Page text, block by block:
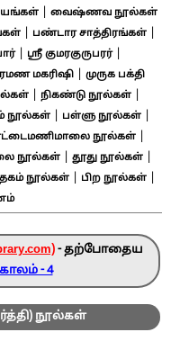
| வைஷ்ணவ நூல்கள்
பண்டார சாத்திரங்கள்
| ஸ்ரீ குமரகுருபரர்|
ரமண மகரிஷி|
முருக பக்தி
நிகண்டு நூல்கள்
நூல்கள் பள்ளு நூல்கள்
நூல்கள்|
நூல்கள்| தூது நூல்கள்|
நூல்கள் பிற நூல்கள்
- தற்போதைய
- 4
நூல்கள்